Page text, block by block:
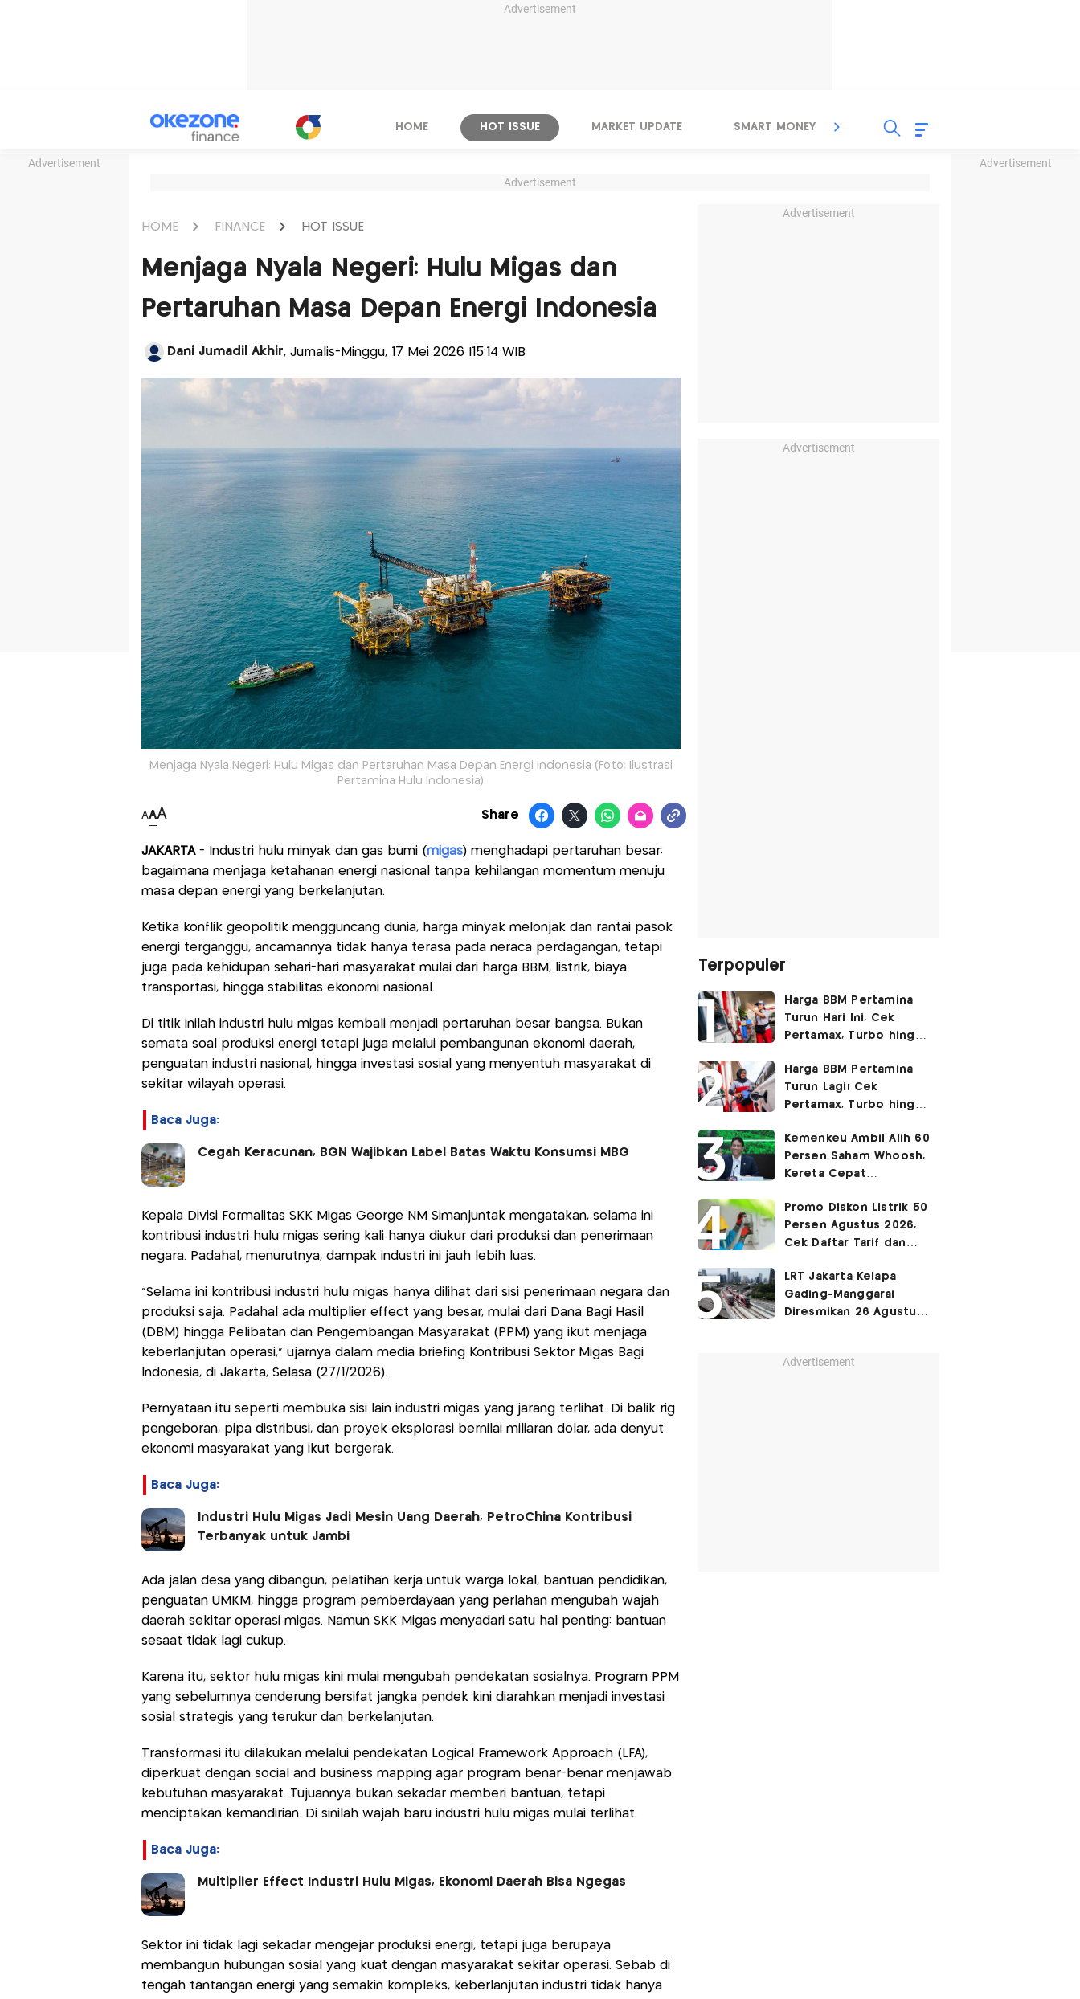
Advertisement
Advertisement Advertisement
HOME HOT ISSUE MARKET UPDATE SMART MONEY INSPIRASI BISNIS
Advertisement
HOME FINANCE HOT ISSUE
Menjaga Nyala Negeri: Hulu Migas dan
Pertaruhan Masa Depan Energi Indonesia
Dani Jumadil Akhir, Jurnalis-Minggu, 17 Mei 2026 |15:14 WIB
Menjaga Nyala Negeri: Hulu Migas dan Pertaruhan Masa Depan Energi Indonesia (Foto: Ilustrasi
Pertamina Hulu Indonesia)
AAA Share
JAKARTA - Industri hulu minyak dan gas bumi (migas) menghadapi pertaruhan besar:
bagaimana menjaga ketahanan energi nasional tanpa kehilangan momentum menuju
masa depan energi yang berkelanjutan.
Ketika konflik geopolitik mengguncang dunia, harga minyak melonjak dan rantai pasok
energi terganggu, ancamannya tidak hanya terasa pada neraca perdagangan, tetapi
juga pada kehidupan sehari-hari masyarakat mulai dari harga BBM, listrik, biaya
transportasi, hingga stabilitas ekonomi nasional.
Di titik inilah industri hulu migas kembali menjadi pertaruhan besar bangsa. Bukan
semata soal produksi energi tetapi juga melalui pembangunan ekonomi daerah,
penguatan industri nasional, hingga investasi sosial yang menyentuh masyarakat di
sekitar wilayah operasi.
Baca Juga:
Cegah Keracunan, BGN Wajibkan Label Batas Waktu Konsumsi MBG
Kepala Divisi Formalitas SKK Migas George NM Simanjuntak mengatakan, selama ini
kontribusi industri hulu migas sering kali hanya diukur dari produksi dan penerimaan
negara. Padahal, menurutnya, dampak industri ini jauh lebih luas.
"Selama ini kontribusi industri hulu migas hanya dilihat dari sisi penerimaan negara dan
produksi saja. Padahal ada multiplier effect yang besar, mulai dari Dana Bagi Hasil
(DBM) hingga Pelibatan dan Pengembangan Masyarakat (PPM) yang ikut menjaga
keberlanjutan operasi,” ujarnya dalam media briefing Kontribusi Sektor Migas Bagi
Indonesia, di Jakarta, Selasa (27/1/2026).
Pernyataan itu seperti membuka sisi lain industri migas yang jarang terlihat. Di balik rig
pengeboran, pipa distribusi, dan proyek eksplorasi bernilai miliaran dolar, ada denyut
ekonomi masyarakat yang ikut bergerak.
Baca Juga:
Industri Hulu Migas Jadi Mesin Uang Daerah, PetroChina Kontribusi
Terbanyak untuk Jambi
Ada jalan desa yang dibangun, pelatihan kerja untuk warga lokal, bantuan pendidikan,
penguatan UMKM, hingga program pemberdayaan yang perlahan mengubah wajah
daerah sekitar operasi migas. Namun SKK Migas menyadari satu hal penting: bantuan
sesaat tidak lagi cukup.
Karena itu, sektor hulu migas kini mulai mengubah pendekatan sosialnya. Program PPM
yang sebelumnya cenderung bersifat jangka pendek kini diarahkan menjadi investasi
sosial strategis yang terukur dan berkelanjutan.
Transformasi itu dilakukan melalui pendekatan Logical Framework Approach (LFA),
diperkuat dengan social and business mapping agar program benar-benar menjawab
kebutuhan masyarakat. Tujuannya bukan sekadar memberi bantuan, tetapi
menciptakan kemandirian. Di sinilah wajah baru industri hulu migas mulai terlihat.
Baca Juga:
Multiplier Effect Industri Hulu Migas, Ekonomi Daerah Bisa Ngegas
Sektor ini tidak lagi sekadar mengejar produksi energi, tetapi juga berupaya
membangun hubungan sosial yang kuat dengan masyarakat sekitar operasi. Sebab di
tengah tantangan energi yang semakin kompleks, keberlanjutan industri tidak hanya
Advertisement
Advertisement
Terpopuler
Harga BBM Pertamina
Turun Hari Ini, Cek
Pertamax, Turbo hingga
2026
Harga BBM Pertamina
Turun Lagi! Cek
Pertamax, Turbo hingga
Agustus 2026
Kemenkeu Ambil Alih 60
Persen Saham Whoosh,
Kereta Cepat
Surabaya
Promo Diskon Listrik 50
Persen Agustus 2026,
Cek Daftar Tarif dan
LRT Jakarta Kelapa
Gading-Manggarai
Diresmikan 26 Agustus
Advertisement